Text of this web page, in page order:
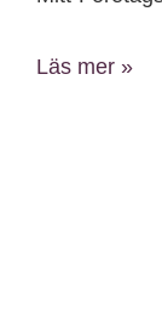
Läs mer »